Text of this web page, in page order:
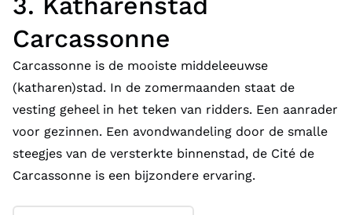
Carcassonne
Carcassonne is de mooiste middeleeuwse
(katharen)stad. In de zomermaanden staat de
vesting geheel in het teken van ridders. Een aanrader
voor gezinnen. Een avondwandeling door de smalle
steegjes van de versterkte binnenstad, de Cité de
Carcassonne is een bijzondere ervaring.